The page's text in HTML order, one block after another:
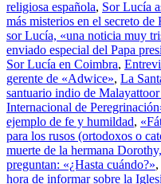
religiosa española, Sor Lucía
más misterios en el secreto de
sor Lucía, «una noticia muy
enviado especial del Papa
Sor Lucía en Coimbra,
gerente de «Adwice», La
santuario indio de
Internacional de
ejemplo de fe y humildad,
para los rusos (ortodoxos o
muerte de la hermana
preguntan: «¿Hasta cuándo?»,
hora de informar sobre la